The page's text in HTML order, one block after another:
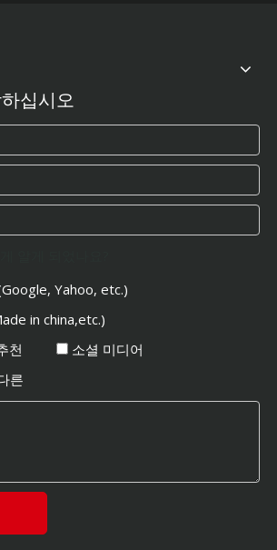
십시오
Yahoo, etc.)
in china,etc.)
천
소셜 미디어
른